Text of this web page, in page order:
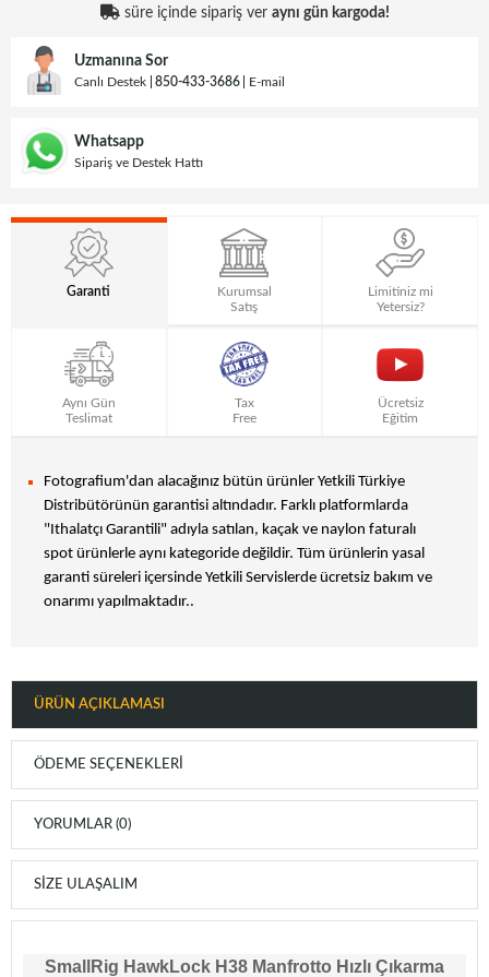
süre içinde sipariş ver aynı gün kargoda!
Uzmanına Sor
Canlı Destek 850-433-3686 E-mail
Whatsapp
Sipariş ve Destek Hattı
Garanti
Kurumsal
Satış
Limitiniz mi
Yetersiz?
Aynı Gün
Teslimat
Tax
Free
Ücretsiz
Eğitim
Fotografium'dan alacağınız bütün ürünler Yetkili Türkiye
Distribütörünün garantisi altındadır. Farklı platformlarda
"Ithalatçı Garantili" adıyla satılan, kaçak ve naylon faturalı
spot ürünlerle aynı kategoride değildir. Tüm ürünlerin yasal
garanti süreleri içersinde Yetkili Servislerde ücretsiz bakım ve
onarımı yapılmaktadır..
ÜRÜN AÇIKLAMASI
ÖDEME SEÇENEKLERI
YORUMLAR (0)
SIZE ULAŞALIM
SmallRig HawkLock H38 Manfrotto Hızlı Çıkarma